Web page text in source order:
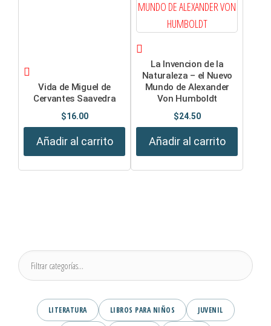
Vida de Miguel de
Cervantes Saavedra
$16.00
Añadir al carrito
La Invencion de la
Naturaleza – el Nuevo
Mundo de Alexander
Von Humboldt
$24.50
Añadir al carrito
LITERATURA LIBROS PARA NIÑOS JUVENIL